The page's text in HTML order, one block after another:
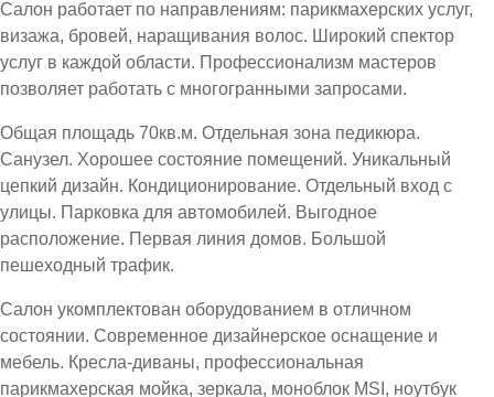
Салон работает по направлениям: парикмахерских услуг,
визажа, бровей, наращивания волос. Широкий спектор
услуг в каждой области. Профессионализм мастеров
позволяет работать с многогранными запросами.
Общая площадь 70кв.м. Отдельная зона педикюра.
Санузел. Хорошее состояние помещений. Уникальный
цепкий дизайн. Кондиционирование. Отдельный вход с
улицы. Парковка для автомобилей. Выгодное
расположение. Первая линия домов. Большой
пешеходный трафик.
Салон укомплектован оборудованием в отличном
состоянии. Современное дизайнерское оснащение и
мебель. Кресла-диваны, профессиональная
парикмахерская мойка, зеркала, моноблок MSI, ноутбук